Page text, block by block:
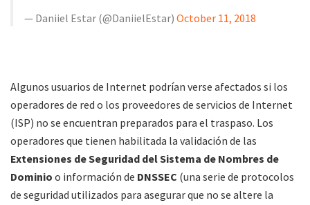
— Daniiel Estar (@DaniielEstar) October 11, 2018
Algunos usuarios de Internet podrían verse afectados si los
operadores de red o los proveedores de servicios de Internet
(ISP) no se encuentran preparados para el traspaso. Los
operadores que tienen habilitada la validación de las
Extensiones de Seguridad del Sistema de Nombres de
Dominio o información de DNSSEC (una serie de protocolos
de seguridad utilizados para asegurar que no se altere la